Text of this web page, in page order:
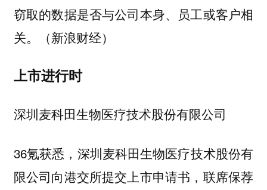
窃取的数据是否与公司本身、员工或客户相
关。（新浪财经）
上市进行时
深圳麦科田生物医疗技术股份有限公司
36氪获悉，深圳麦科田生物医疗技术股份有
限公司向港交所提交上市申请书，联席保荐